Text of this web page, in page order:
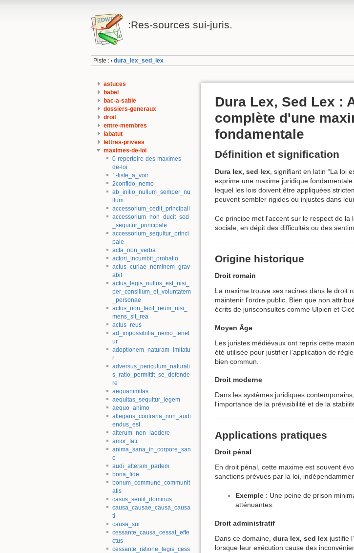
:Res-sources sui-juris.
Piste : • dura_lex_sed_lex
astuces
babel
bac-a-sable
dossiers-generaux
droit
entre-membres
labatut
lettres-privees
maximes-de-loi
0-repertoire-des-maximes-
de-loi
1-liste_a_voir
2confido_nemo
ab_initio_nullum_semper_nu
llum
accessorium_cedit_principali
accessorium_non_ducit_sed
_sequitur_principale
accessorium_sequitur_princi
pale
acta_non_verba
actori_incumbit_probatio
actus_curiae_neminem_grav
abit
actus_legis_nullus_est_nisi_
per_consilium_et_voluntatem
_personae
actus_non_facit_reum_nisi_
mens_sit_rea
actus_reus
ad_impossibilia_nemo_tenet
ur
adoptionem_naturam_imitatu
r
adversus_periculum_naturali
s_ratio_permittit_se_defende
re
aequanimitas
aequitas_sequitur_legem
aequo_animo
allegans_contraria_non_audi
endus_est
alterum_non_laedere
amor_fati
anima_sana_in_corpore_san
o
audi_alteram_partem
bona_fide
bonum_commune_communit
atis
casus_sentit_dominus
causa_causae_causa_causa
ti
causa_sui
cessante_causa_cessat_effe
ctus
cessante_ratione_legis_cess
Dura Lex, Sed Lex :
complète d'une
fondamentale
Définition et signification
Dura lex, sed lex , signifiant en latin “La loi
exprime une maxime juridique
lequel les lois doivent être appliquées
peuvent sembler rigides ou injustes dans
Ce principe met l'accent sur le respect de
sociale, en dépit des difficultés ou des
Origine historique
Droit romain
La maxime trouve ses racines dans le droit
maintenir l’ordre public. Bien que non
écrits de jurisconsultes comme Ulpien et
Moyen Âge
Les juristes médiévaux ont repris cette
été utilisée pour justifier l’application de
bien commun.
Droit moderne
Dans les systèmes juridiques contemporains,
l'importance de la prévisibilité et de la
Applications pratiques
Droit pénal
En droit pénal, cette maxime est souvent
sanctions prévues par la loi,
Exemple : Une peine de prison
atténuantes.
Droit administratif
Dans ce domaine, dura lex, sed lex justifie
lorsque leur exécution cause des